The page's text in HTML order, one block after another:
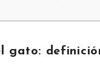
gato: